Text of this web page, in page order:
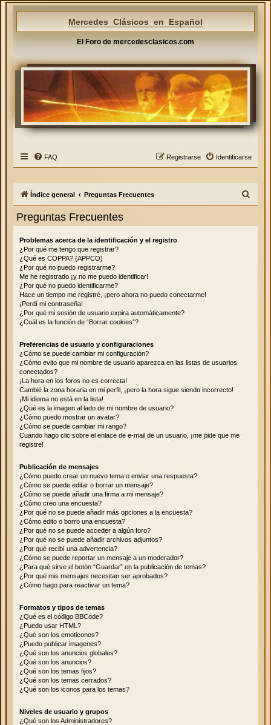
Mercedes Clásicos en Español
El Foro de mercedesclasicos.com
FAQ Identificarse
Registrarse
Índice general Preguntas Frecuentes
Preguntas Frecuentes
Problemas acerca de la identificación y el registro
¿Por qué me tengo que registrar?
¿Qué es COPPA? (APPCO)
¿Por qué no puedo registrarme?
Me he registrado ¡y no me puedo identificar!
¿Por qué no puedo identificarme?
Hace un tiempo me registré, ¡pero ahora no puedo conectarme!
¡Perdí mi contraseña!
¿Por qué mi sesión de usuario expira automáticamente?
¿Cuál es la función de “Borrar cookies”?
Preferencias de usuario y configuraciones
¿Cómo se puede cambiar mi configuración?
¿Cómo evito que mi nombre de usuario aparezca en las listas de usuarios
conectados?
¡La hora en los foros no es correcta!
Cambié la zona horaria en mi perfil, ¡pero la hora sigue siendo incorrecto!
¡Mi idioma no está en la lista!
¿Qué es la imagen al lado de mi nombre de usuario?
¿Cómo puedo mostrar un avatar?
¿Cómo se puede cambiar mi rango?
Cuando hago clic sobre el enlace de e-mail de un usuario, ¡me pide que me
registre!
Publicación de mensajes
¿Cómo puedo crear un nuevo tema o enviar una respuesta?
¿Cómo se puede editar o borrar un mensaje?
¿Cómo se puede añadir una firma a mi mensaje?
¿Cómo creo una encuesta?
¿Por qué no se puede añadir más opciones a la encuesta?
¿Cómo edito o borro una encuesta?
¿Por qué no se puede acceder a algún foro?
¿Por qué no se puede añadir archivos adjuntos?
¿Por qué recibí una advertencia?
¿Cómo se puede reportar un mensaje a un moderador?
¿Para qué sirve el botón “Guardar” en la publicación de temas?
¿Por qué mis mensajes necesitan ser aprobados?
¿Cómo hago para reactivar un tema?
Formatos y tipos de temas
¿Qué es el código BBCode?
¿Puedo usar HTML?
¿Qué son los emoticonos?
¿Puedo publicar imagenes?
¿Qué son los anuncios globales?
¿Qué son los anuncios?
¿Qué son los temas fijos?
¿Qué son los temas cerrados?
¿Qué son los iconos para los temas?
Niveles de usuario y grupos
¿Qué son los Administradores?